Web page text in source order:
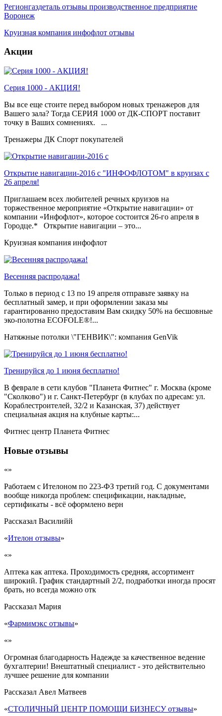
Регионгаздеталь отзывы производственное предприятие
Воронеж
Круизная компания инфофлот отзывы
Акции
Серия 1000 - АКЦИЯ!
Вы все еще стоите перед выбором новых тренажеров для
Вашего зала? Тогда СЕРИЯ 1000 от ДК-СПОРТ поставит
точку в Ваших сомнениях. ...
Тренажеры ДК Спорт покупателей
Открытие навигации-2016 с "ИНФОФЛОТОМ" в круизах с
26 апреля!
Приглашаем всех любителей речных круизов на
торжественное мероприятие «Открытие навигации» от
компании «Инфофлот», которое состоится 26-го апреля в
Городце.* Открытие навигации – это...
Круизная компания инфофлот
Весенняя распродажа!
Только в период c 13 по 19 апреля отправьте заявку на
бесплатный замер, и при оформлении заказа мы
гарантированно предоставим Вам скидку 50% на бесшовные
эко-полотна ECOFOLE®!...
Натяжные потолки \"ГЕНВИК\": компания GenVik
Тренируйся до 1 июня бесплатно!
В феврале в сети клубов "Планета Фитнес" г. Москва (кроме
"Сколково") и г. Санкт-Петербург (в клубах по адресам: ул.
Кораблестроителей, 32/2 и Казанская, 37) действует
специальная акция на клубные карты:...
Фитнес центр Планета Фитнес
Новые отзывы
«»
Работаем с Ителоном по 223-ФЗ третий год. С документами
вообще никогда проблем: спецификации, накладные,
сертификаты - всё оформлено верн
Рассказал Василийй
«Ителон отзывы»
«»
Аптека как аптека. Проходимость средняя, ассортимент
широкий. График стандартный 2/2, подработки иногда просят
брать, но всегда можно отк
Рассказал Мария
«Фармимэкс отзывы»
«»
Огромная благодарность Надежде за качественное ведение
бухгалтерии! Внештатный специалист - это действительно
лучшее решение для компании
Рассказал Авел Матвеев
«СТОЛИЧНЫЙ ЦЕНТР ПОМОЩИ БИЗНЕСУ отзывы»